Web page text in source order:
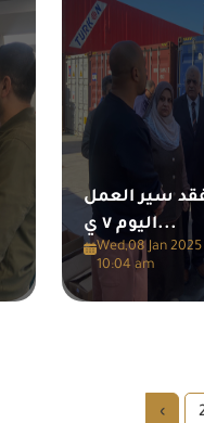
سير العمل
اليوم ٧ ي...
Wed,08 Jan 2025
10:04 am
›